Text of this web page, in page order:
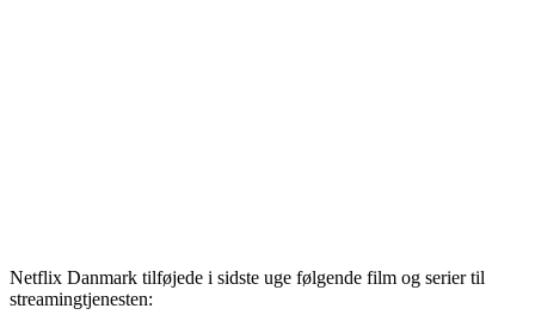
Netflix Danmark tilføjede i sidste uge følgende film og serier til
streamingtjenesten: